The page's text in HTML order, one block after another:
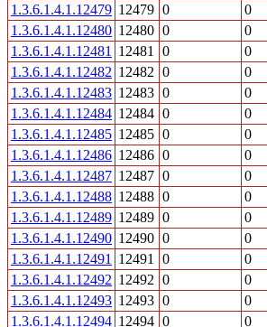
1.3.6.1.4.1.12479 12479 0 0
1.3.6.1.4.1.12480 12480 0 0
1.3.6.1.4.1.12481
12481 0 0
1.3.6.1.4.1.12482 12482 0 0
1.3.6.1.4.1.12483 12483 0 0
1.3.6.1.4.1.12484 12484 0 0
1.3.6.1.4.1.12485 12485 0 0
1.3.6.1.4.1.12486 12486 0 0
1.3.6.1.4.1.12487 12487 0 0
1.3.6.1.4.1.12488 12488 0 0
1.3.6.1.4.1.12489 12489 0 0
1.3.6.1.4.1.12490 12490 0 0
1.3.6.1.4.1.12491
12491 0 0
1.3.6.1.4.1.12492 12492 0 0
1.3.6.1.4.1.12493 12493 0 0
1.3.6.1.4.1.12494 12494 0 0